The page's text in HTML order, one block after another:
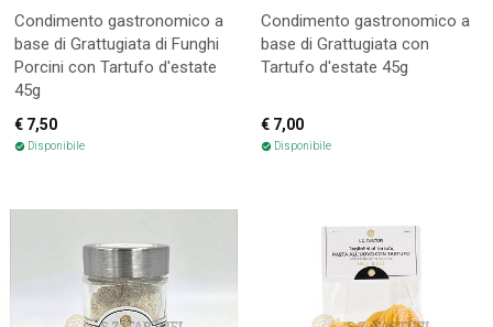
Condimento gastronomico a
base di Grattugiata di Funghi
Porcini con Tartufo d'estate
45g
€ 7,50
check_circle Disponibile
Condimento gastronomico a
base di Grattugiata con
Tartufo d'estate 45g
€ 7,00
check_circle Disponibile